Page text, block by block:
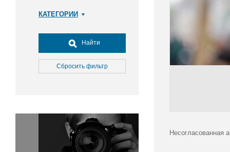
КАТЕГОРИИ
Досуг, туризм и отдых
Культура
Медицина
Окружающая среда
Политика
Правосудие
Найти
Сбросить фильтр
Несогласованная